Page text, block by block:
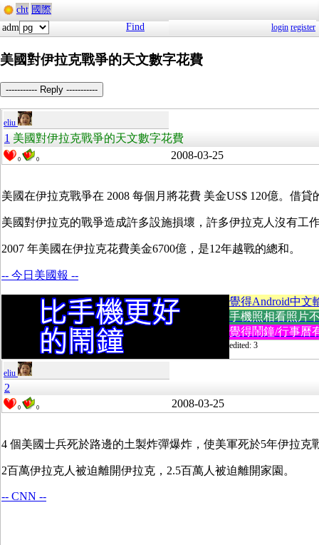
cht 國際
adm
Find login register
美國對伊拉克戰爭的天文數字花費
----------- Reply -----------
eliu
1 美國對伊拉克戰爭的天文數字花費
0 0 2008-03-25
美國在伊拉克戰爭在 2008 每個月將花費 美金US$ 120億。借貸
美國對伊拉克的戰爭造成許多設施損壞，許多伊拉克人沒有工
2007 年美國在伊拉克花費美金6700億，是12年越戰的總和。
-- 今日美國報 --
覺得Android中文
手機照相看照片
覺得鬧鐘/行事曆
edited: 3
eliu
2
0 0 2008-03-25
4 個美國士兵死於路邊的土製炸彈爆炸，使美軍死於5年伊拉克
2百萬伊拉克人被迫離開伊拉克，2.5百萬人被迫離開家園。
-- CNN --